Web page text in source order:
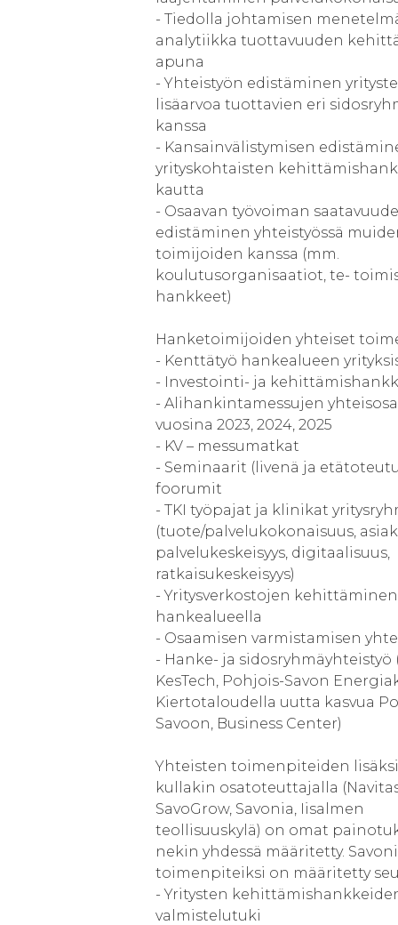
- Tiedolla johtamisen
analytiikka tuottavuuden
apuna
- Yhteistyön edistäminen
lisäarvoa tuottavien eri
kanssa
- Kansainvälistymisen
yrityskohtaisten
kautta
- Osaavan työvoiman
edistäminen yhteistyössä
toimijoiden kanssa (mm.
koulutusorganisaatiot, te-
hankkeet)
Hanketoimijoiden yhteiset
- Kenttätyö hankealueen
- Investointi- ja
- Alihankintamessujen
vuosina 2023, 2024, 2025
- KV – messumatkat
- Seminaarit (livenä ja
foorumit
- TKI työpajat ja klinikat
(tuote/palvelukokonaisuus,
palvelukeskeisyys, digitaalisuus,
ratkaisukeskeisyys)
- Yritysverkostojen kehittäminen
hankealueella
- Osaamisen varmistamisen
- Hanke- ja sidosryhmäyhteistyö
KesTech, Pohjois-Savon
Kiertotaloudella uutta kasvua
Savoon, Business Center)
Yhteisten toimenpiteiden lisäksi
kullakin osatoteuttajalla
SavoGrow, Savonia, Iisalmen
teollisuuskylä) on omat
nekin yhdessä määritetty.
toimenpiteiksi on määritetty
- Yritysten
valmistelutuki